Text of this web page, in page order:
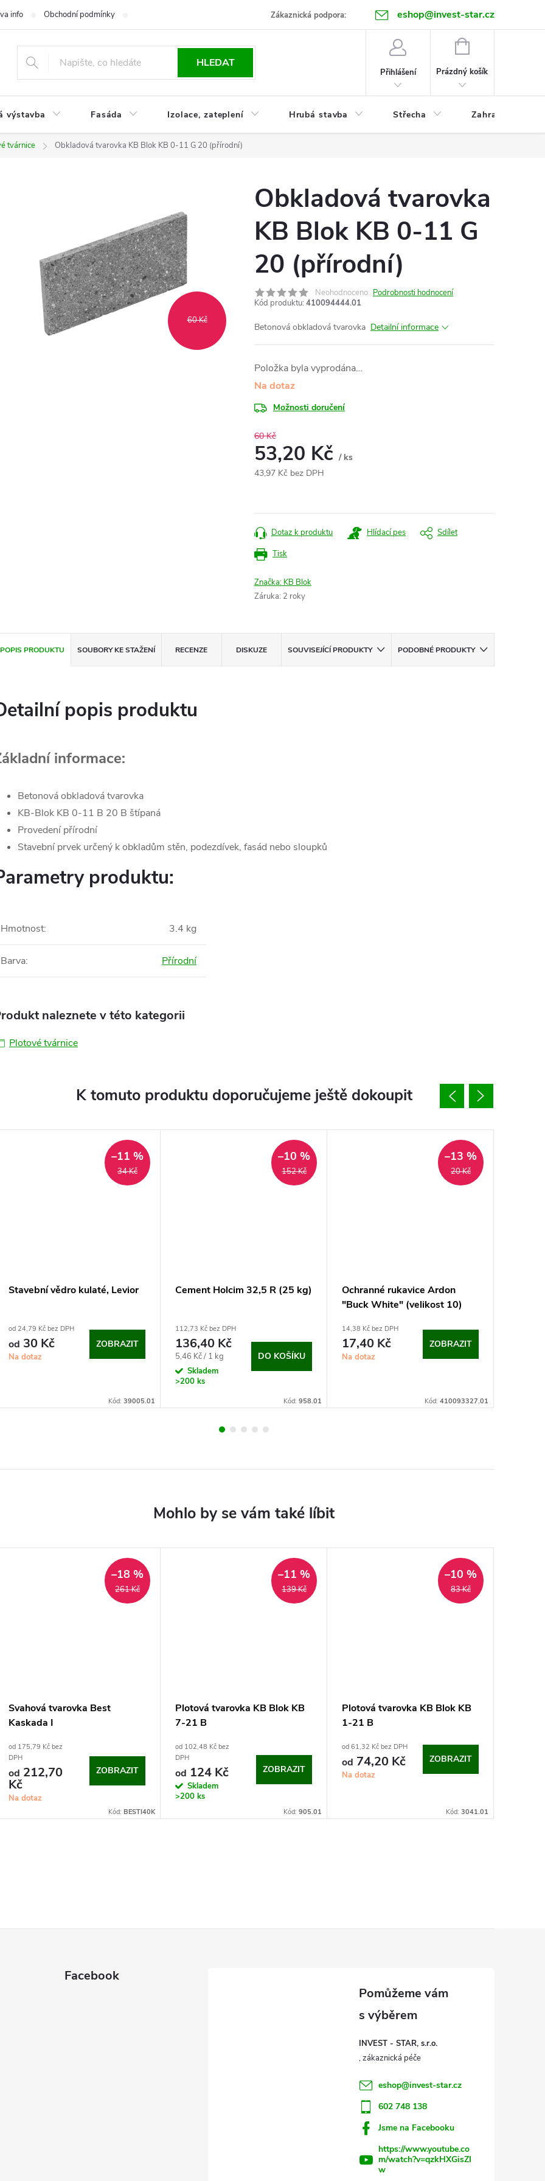
Zákaznická podpora: eshop@invest-star.cz
info Obchodní podmínky Kontakt
HLEDAT
Přihlášení
NÁKUPNÍ
Prázdný košík
výstavba Fasáda Izolace, zateplení Hrubá stavba Střecha Zahrada
tvárnice Obkladová tvarovka KB Blok KB 0-11 G 20 (přírodní)
60 Kč
Obkladová tvarovka
KB Blok KB 0-11 G
20 (přírodní)
Neohodnoceno Podrobnosti hodnocení
Kód produktu: 410094444.01
Betonová obkladová tvarovka Detailní informace
Položka byla vyprodána…
Na dotaz
Možnosti doručení
60 Kč
53,20 Kč / ks
43,97 Kč bez DPH
Tisk
Dotaz k produktu Hlídací pes Sdílet
Značka: KB Blok
Záruka: 2 roky
POPIS PRODUKTU SOUBORY KE STAŽENÍ RECENZE DISKUZE SOUVISEJÍCÍ PRODUKTY PODOBNÉ PRODUKTY
popis produktu
informace:
Betonová obkladová tvarovka
KB-Blok KB 0-11 B 20 B štípaná
Provedení přírodní
Stavební prvek určený k obkladům stěn, podezdívek, fasád nebo sloupků
produktu:
Hmotnost: 3.4 kg
Barva: Přírodní
naleznete v této kategorii
Plotové tvárnice
K tomuto produktu doporučujeme ještě dokoupit
34 Kč
–11 %
Stavební vědro kulaté, Levior
od 24,79 Kč bez DPH
od 30 Kč
Na dotaz
ZOBRAZIT
Kód: 39005.01
152 Kč
–10 %
Cement Holcim 32,5 R (25 kg)
112,73 Kč bez DPH
136,40 Kč
Měrná
cena:
5,46 Kč / 1 kg
Skladem
>200 ks
DO KOŠÍKU
Kód: 958.01
20 Kč
–13 %
Ochranné rukavice Ardon
"Buck White" (velikost 10)
14,38 Kč bez DPH
17,40 Kč
Na dotaz
ZOBRAZIT
Kód: 410093327.01
261 Kč
–18 %
Svahová tvarovka Best
Kaskada I
od 175,79 Kč bez
DPH
od 212,70
Kč
Na dotaz
ZOBRAZIT
Kód: BESTI40K
139 Kč
–11 %
Plotová tvarovka KB Blok KB
7-21 B
od 102,48 Kč bez
DPH
od 124 Kč
Skladem
>200 ks
ZOBRAZIT
Kód: 905.01
83 Kč
–10 %
Plotová tvarovka KB Blok KB
1-21 B
od 61,32 Kč bez DPH
od 74,20 Kč
Na dotaz
ZOBRAZIT
Kód: 3041.01
Facebook
INVEST - STAR, s.r.o.
eshop@invest-star.cz
602 748 138
Jsme na Facebooku
https://www.youtube.co
m/watch?v=qzkHXGisZI
w